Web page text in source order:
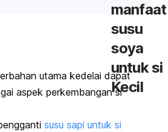
manfaat
susu
soya
untuk si
Kecil
utama kedelai dapat
aspek perkembangan si
susu sapi untuk si